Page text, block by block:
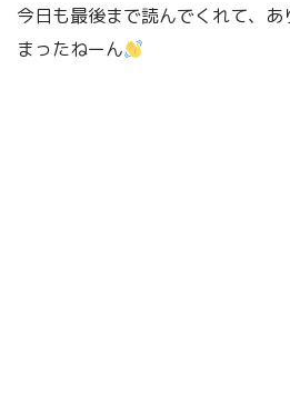
今日も最後まで読んでくれて、
まったねーん